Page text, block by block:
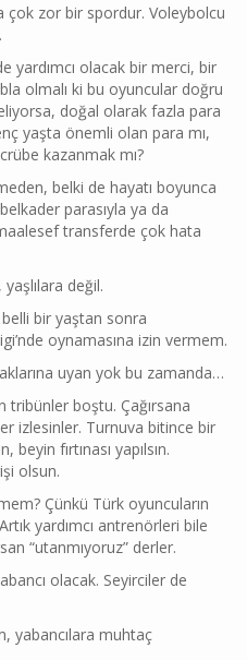
zor bir spordur. Voleybolcu
yardımcı olacak bir merci, bir
olmalı ki bu oyuncular doğru
doğal olarak fazla para
yaşta önemli olan para mı,
kazanmak mı?
belki de hayatı boyunca
parasıyla ya da
transferde çok hata
değil.
bir yaştan sonra
oynamasına izin vermem.
uyan yok bu zamanda…
tribünler boştu. Çağırsana
izlesinler. Turnuva bitince bir
fırtınası yapılsın.
olsun.
Çünkü Türk oyuncuların
yardımcı antrenörleri bile
“utanmıyoruz” derler.
olacak. Seyirciler de
yabancılara muhtaç